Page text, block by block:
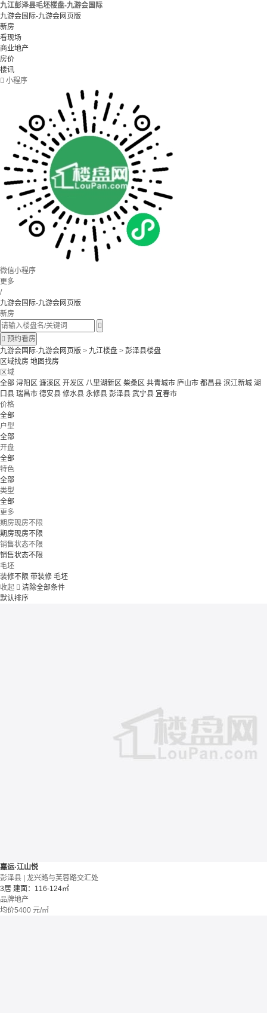
九江彭泽县毛坯楼盘-九游会国际
九游会国际-九游会网页版
新房
看现场
商业地产
房价
楼讯
 小程序
微信小程序
更多
/
九游会国际-九游会网页版
新房

 预约看房
九游会国际-九游会网页版 > 九江楼盘 > 彭泽县楼盘
区域找房 地图找房
区域
全部 浔阳区 濂溪区 开发区 八里湖新区 柴桑区 共青城市 庐山市 都昌县 滨江新城 湖
口县 瑞昌市 德安县 修水县 永修县 彭泽县 武宁县 宜春市
价格
全部
户型
全部
开盘
全部
特色
全部
类型
全部
更多
期房现房不限
期房现房不限
销售状态不限
销售状态不限
毛坯
装修不限 带装修 毛坯
收起  清除全部条件
默认排序
嘉运·江山悦
彭泽县 | 龙兴路与芙蓉路交汇处
3居 建面：116-124㎡
品牌地产
均价5400 元/㎡